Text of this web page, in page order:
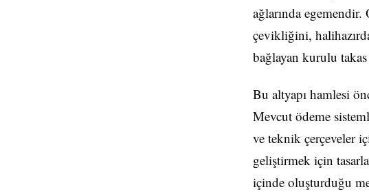
ağlarında
çevikliğini,
bağlayan kurulu
Bu altyapı hamlesi
Mevcut ödeme
ve teknik çerçeveler
geliştirmek için
içinde oluşturduğu